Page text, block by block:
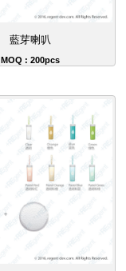
藍芽喇叭
MOQ : 200pcs